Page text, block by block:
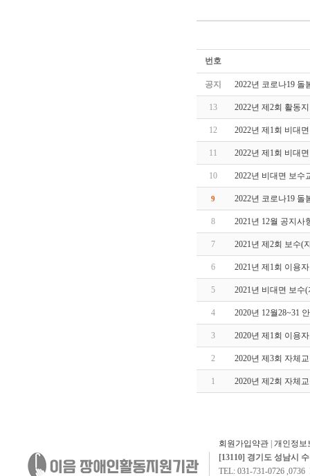
번호
공지 2022년 코로나19 돌
13 2022년 제2회 활동
12 2022년 제1회 비대
11 2022년 제1회 비대
10 2022년 비대면 보수
9 2022년 코로나19 돌
8 2021년 12월 공지사
7 2021년 제2회 보수(
6 2021년 제1회 이용
5 2021년 비대면 보수
4 2020년 12월28~31
3 2020년 제1회 이용
2 2020년 제3회 자체
1 2020년 제2회 자체
회원가입약관 개인정보
[13110] 경기도 성남시
TEL: 031-731-0726